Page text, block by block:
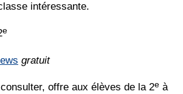
intéressante.
e
gratuit
offre aux élèves de la 2e à